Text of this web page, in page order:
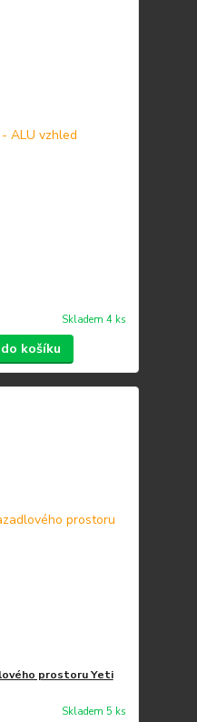
Skladem 4 ks
košíku
prostoru Yeti
Skladem 5 ks